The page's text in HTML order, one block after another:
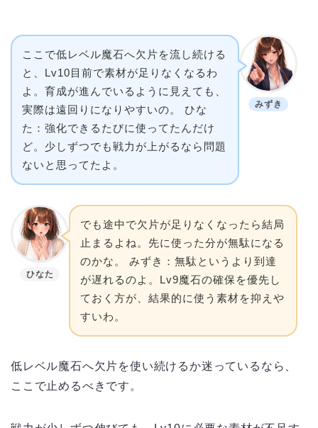
みずき
ここで低レベル魔石へ欠片を流し続ける
と、Lv10目前で素材が足りなくなるわ
よ。育成が進んでいるように見えても、
実際は遠回りになりやすいの。 ひな
た：強化できるたびに使ってたんだけ
ど。少しずつでも戦力が上がるなら問題
ないと思ってたよ。
ひなた
でも途中で欠片が足りなくなったら結局
止まるよね。先に使った分が無駄になる
のかな。 みずき：無駄というより到達
が遅れるのよ。Lv9魔石の確保を優先し
ておく方が、結果的に使う素材を抑えや
すいわ。
低レベル魔石へ欠片を使い続けるか迷っているなら、
ここで止めるべきです。